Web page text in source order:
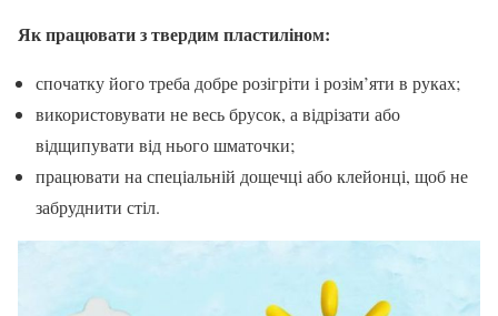
Як працювати з твердим пластиліном:
спочатку його треба добре розігріти і розім’яти в руках;
використовувати не весь брусок, а відрізати або
відщипувати від нього шматочки;
працювати на спеціальній дощечці або клейонці, щоб не
забруднити стіл.